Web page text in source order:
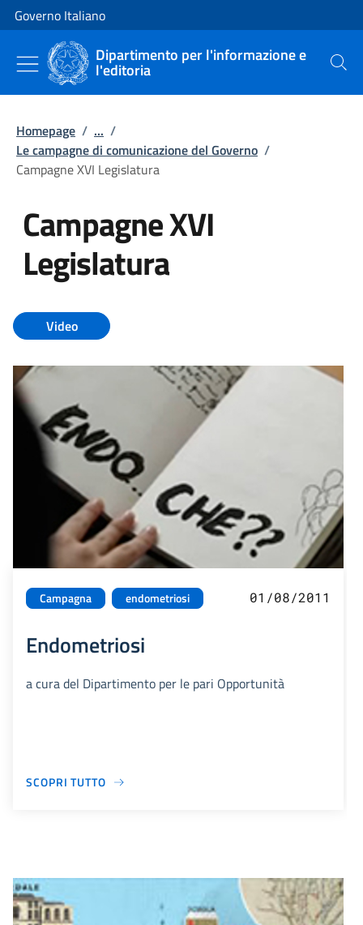
Vai al contenuto
Vai alla navigazione del sito
Governo Italiano
Dipartimento per l'informazione e
l'editoria Cerca
Homepage / ... /
Le campagne di comunicazione del Governo /
Campagne XVI Legislatura
Campagne XVI
Legislatura
Tutti i contenuti della pagina
Video
Campagna endometriosi 01/08/2011
Endometriosi
a cura del Dipartimento per le pari Opportunità
SCOPRI TUTTO